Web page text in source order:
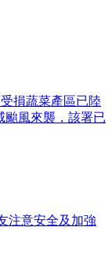
損蔬菜產區已陸
颱風來襲，該署已